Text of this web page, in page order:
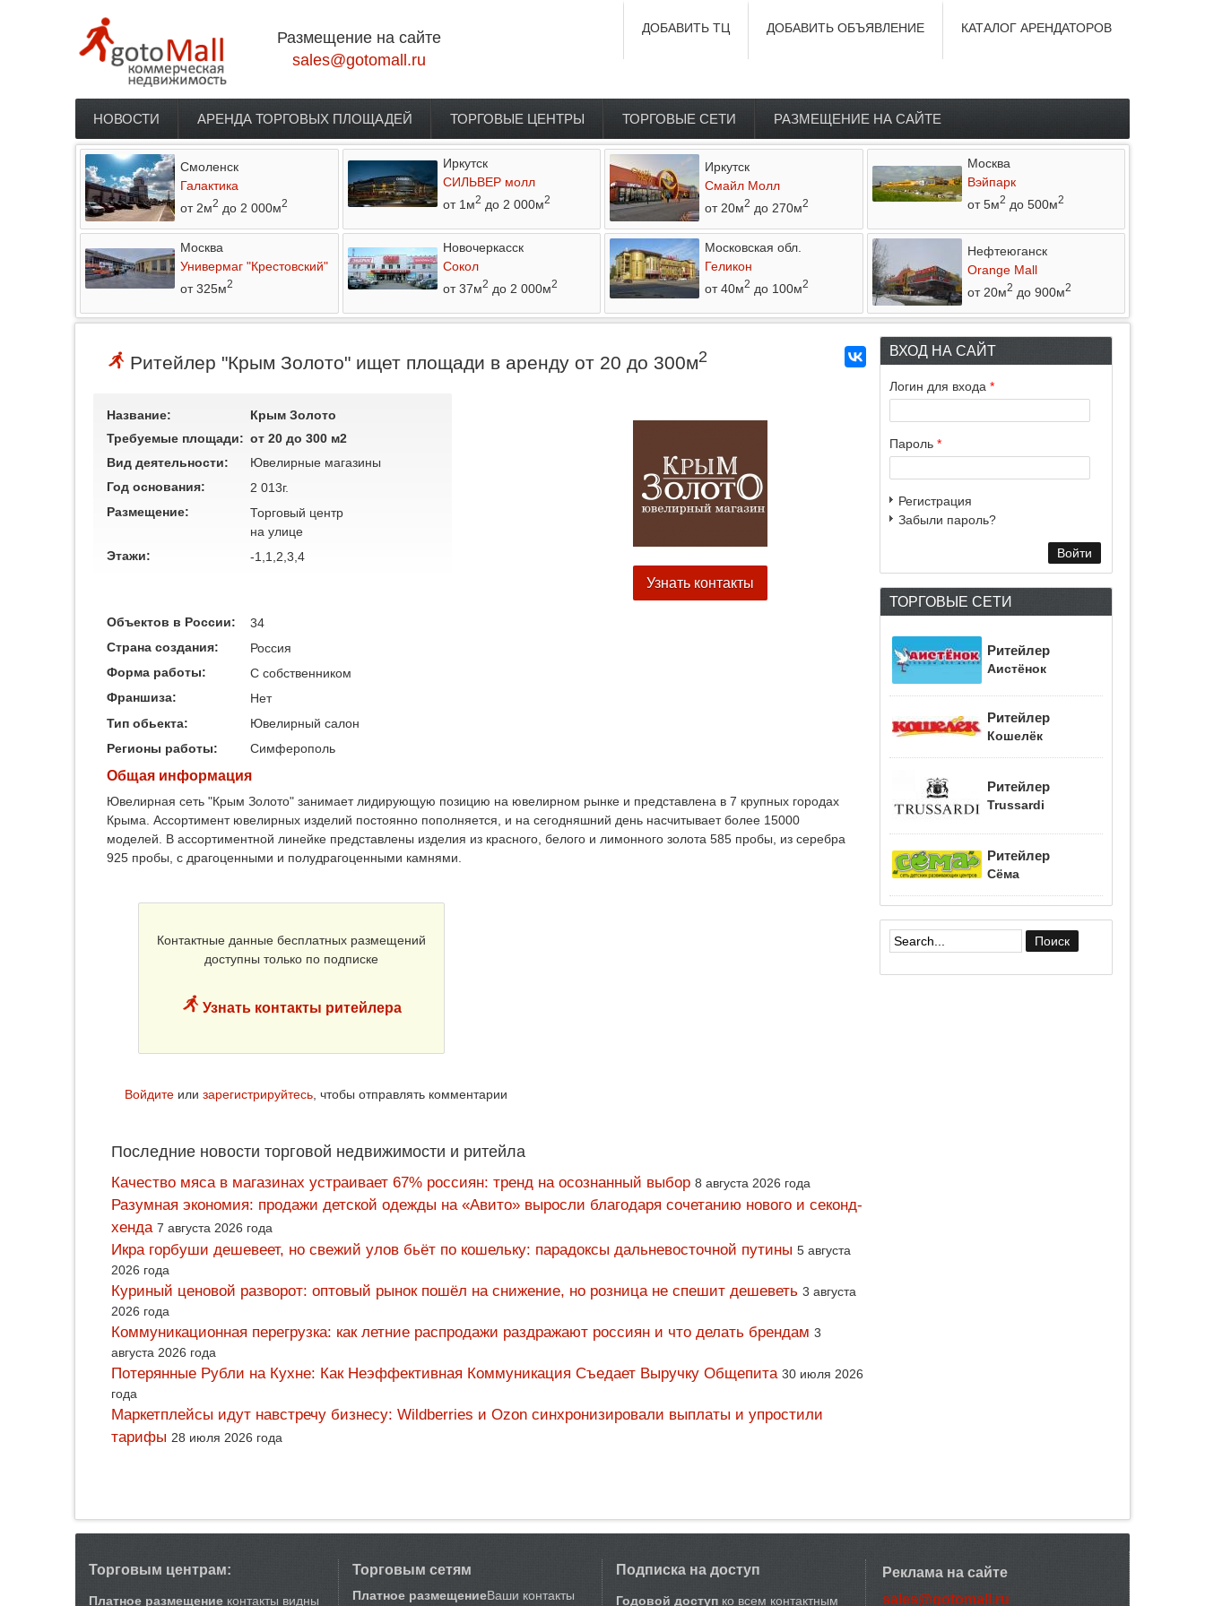
Размещение на сайте
sales@gotomall.ru
КАТАЛОГ АРЕНДАТОРОВ
ДОБАВИТЬ ОБЪЯВЛЕНИЕ
ДОБАВИТЬ ТЦ
Главное меню
НОВОСТИ АРЕНДА ТОРГОВЫХ ПЛОЩАДЕЙ ТОРГОВЫЕ ЦЕНТРЫ ТОРГОВЫЕ СЕТИ РАЗМЕЩЕНИЕ НА САЙТЕ
Смоленск
Галактика
от 2м2 до 2 000м2
Иркутск
СИЛЬВЕР молл
от 1м2 до 2 000м2
Иркутск
Смайл Молл
от 20м2 до 270м2
Москва
Вэйпарк
от 5м2 до 500м2
Москва
Универмаг "Крестовский"
от 325м2
Новочеркасск
Сокол
от 37м2 до 2 000м2
Московская обл.
Геликон
от 40м2 до 100м2
Нефтеюганск
Orange Mall
от 20м2 до 900м2
Ритейлер "Крым Золото" ищет площади в аренду от 20 до 300м2
Название:
Крым Золото
Требуемые площади: от 20 до 300 м2
Вид деятельности:
Ювелирные магазины
Год основания:
2 013г.
Размещение:
Торговый центр
на улице
Этажи:
-1,1,2,3,4
Узнать контакты
Объектов в России:
34
Страна создания:
Россия
Форма работы:
C собственником
Франшиза:
Нет
Тип обьекта:
Ювелирный салон
Регионы работы:
Симферополь
Общая информация
Ювелирная сеть "Крым Золото" занимает лидирующую позицию на ювелирном рынке и представлена в 7 крупных городах
Крыма. Ассортимент ювелирных изделий постоянно пополняется, и на сегодняшний день насчитывает более 15000
моделей. В ассортиментной линейке представлены изделия из красного, белого и лимонного золота 585 пробы, из серебра
925 пробы, с драгоценными и полудрагоценными камнями.
Контактные данные бесплатных размещений
доступны только по подписке
Узнать контакты ритейлера
Войдите или зарегистрируйтесь, чтобы отправлять комментарии
Последние новости торговой недвижимости и ритейла
Качество мяса в магазинах устраивает 67% россиян: тренд на осознанный выбор 8 августа 2026 года
Разумная экономия: продажи детской одежды на «Авито» выросли благодаря сочетанию нового и секонд-
хенда 7 августа 2026 года
Икра горбуши дешевеет, но свежий улов бьёт по кошельку: парадоксы дальневосточной путины 5 августа
2026 года
Куриный ценовой разворот: оптовый рынок пошёл на снижение, но розница не спешит дешеветь 3 августа
2026 года
Коммуникационная перегрузка: как летние распродажи раздражают россиян и что делать брендам 3
августа 2026 года
Потерянные Рубли на Кухне: Как Неэффективная Коммуникация Съедает Выручку Общепита 30 июля 2026
года
Маркетплейсы идут навстречу бизнесу: Wildberries и Ozon синхронизировали выплаты и упростили
тарифы 28 июля 2026 года
ВХОД НА САЙТ
Логин для входа *
Пароль *
Регистрация
Забыли пароль?
ТОРГОВЫЕ СЕТИ
Ритейлер
Аистёнок
Ритейлер
Кошелёк
Ритейлер
Trussardi
Ритейлер
Сёма
Форма поиска
Торговым центрам:
Платное размещение контакты видны
Торговым сетям
Платное размещениеВаши контакты
Подписка на доступ
Годовой доступ ко всем контактным
Реклама на сайте
sales@gotomall.ru